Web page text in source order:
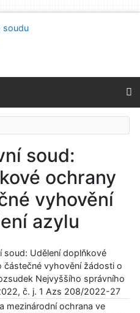
soud:
ochrany
vyhovění
azylu
soud: Udělení doplňkové
částečné vyhovění žádosti o
Nejvyššího správního
č. j. 1 Azs 208/2022-27
mezinárodní ochrana ve